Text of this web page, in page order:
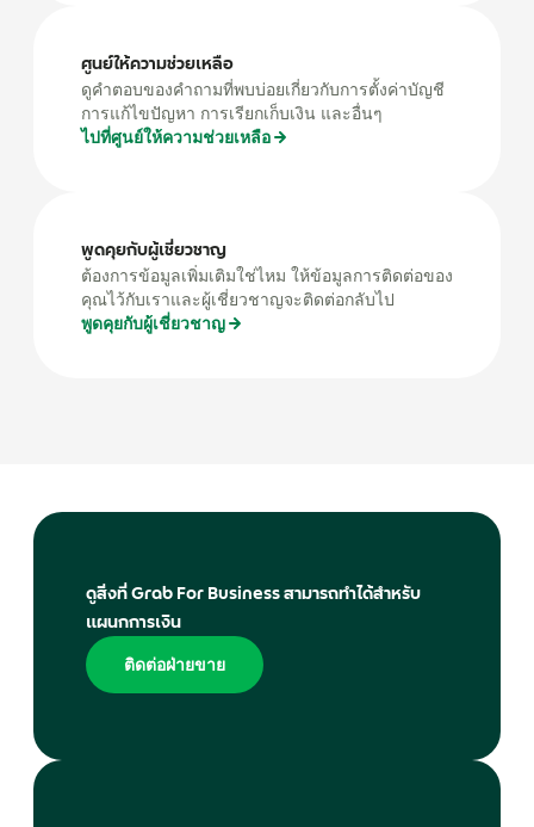
ศูนย์ให้ความช่วยเหลือ
ดูคำตอบของคำถามที่พบบ่อยเกี่ยวกับการตั้งค่าบัญชี
การแก้ไขปัญหา การเรียกเก็บเงิน และอื่นๆ
ไปที่ศูนย์ให้ความช่วยเหลือ
พูดคุยกับผู้เชี่ยวชาญ
ต้องการข้อมูลเพิ่มเติมใช่ไหม ให้ข้อมูลการติดต่อของ
คุณไว้กับเราและผู้เชี่ยวชาญจะติดต่อกลับไป
พูดคุยกับผู้เชี่ยวชาญ
ดูสิ่งที่ Grab For Business สามารถทำได้สำหรับ
แผนกการเงิน
ติดต่อฝ่ายขาย